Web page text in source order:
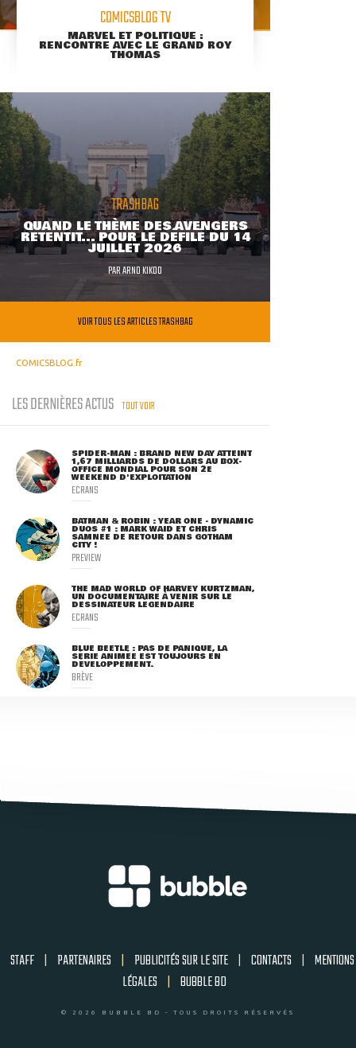
COMICSBLOG TV
MARVEL ET POLITIQUE :
RENCONTRE AVEC LE GRAND ROY
THOMAS
TRASHBAG
QUAND LE THÈME DES AVENGERS
RETENTIT... POUR LE DÉFILÉ DU 14
JUILLET 2026
PARARNO KIKOO
VOIR TOUS LES ARTICLES TRASHBAG
COMICSBLOG.fr
LES DERNIÈRES ACTUS TOUT VOIR
SPIDER-MAN : BRAND NEW DAY ATTEINT
1,67 MILLIARDS DE DOLLARS AU BOX-
OFFICE MONDIAL POUR SON 2E
WEEKEND D'EXPLOITATION
ECRANS
BATMAN & ROBIN : YEAR ONE - DYNAMIC
DUOS #1 : MARK WAID ET CHRIS
SAMNEE DE RETOUR DANS GOTHAM
CITY !
PREVIEW
THE MAD WORLD OF HARVEY KURTZMAN,
UN DOCUMENTAIRE À VENIR SUR LE
DESSINATEUR LÉGENDAIRE
ECRANS
BLUE BEETLE : PAS DE PANIQUE, LA
SÉRIE ANIMÉE EST TOUJOURS EN
DÉVELOPPEMENT.
BRÈVE
STAFF | PARTENAIRES | PUBLICITÉS SUR LE SITE | CONTACTS | MENTIONS
LÉGALES | BUBBLE BD
© 2026 BUBBLE BD - TOUS DROITS RÉSERVÉS